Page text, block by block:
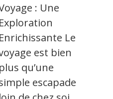
: Une
Exploration
Enrichissante Le
est bien
plus qu’une
escapade